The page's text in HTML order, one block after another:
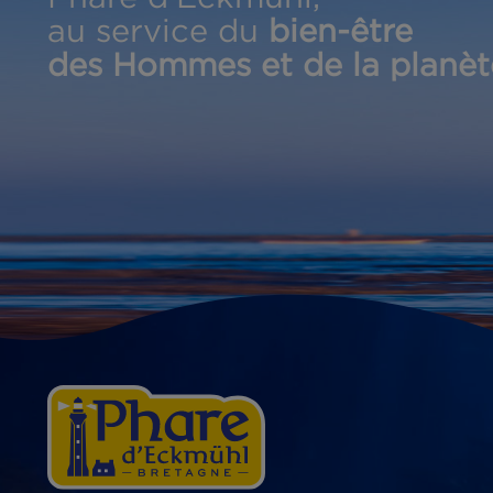
Phare d’Eckmühl,
au service du
des Hommes et de la